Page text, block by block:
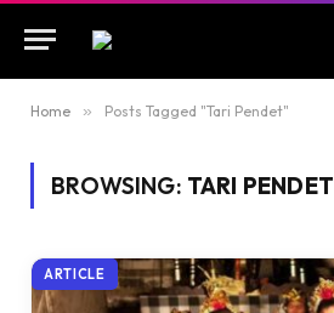
Home » Posts Tagged "Tari Pendet"
BROWSING: TARI PENDET
ARTICLE